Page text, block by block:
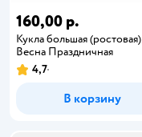
160,00 р.
Кукла большая (ростовая)
Весна Праздничная
4,7
В корзину